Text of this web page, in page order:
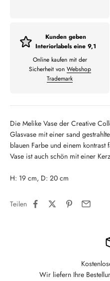
Kunden geben
Interiorlabels eine 9,1
Online kaufen mit der
Sicherheit von Webshop
Trademark
Die Melike Vase der Creative
Glasvase mit einer sand
blauen Farbe und einem kontrast
Vase ist auch schön mit einer
H: 19 cm, D: 20 cm
Teilen
Wir liefern Ihre